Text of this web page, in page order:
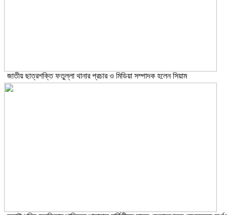
জাতীয় ছাত্রশক্তি ফতুল্লা থানার প্রচার ও মিডিয়া সম্পাদক হলেন সিয়াম